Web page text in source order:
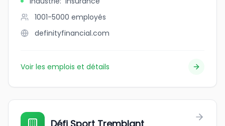
1001-5000 employés
definityfinancial.com
Voir les emplois et détails